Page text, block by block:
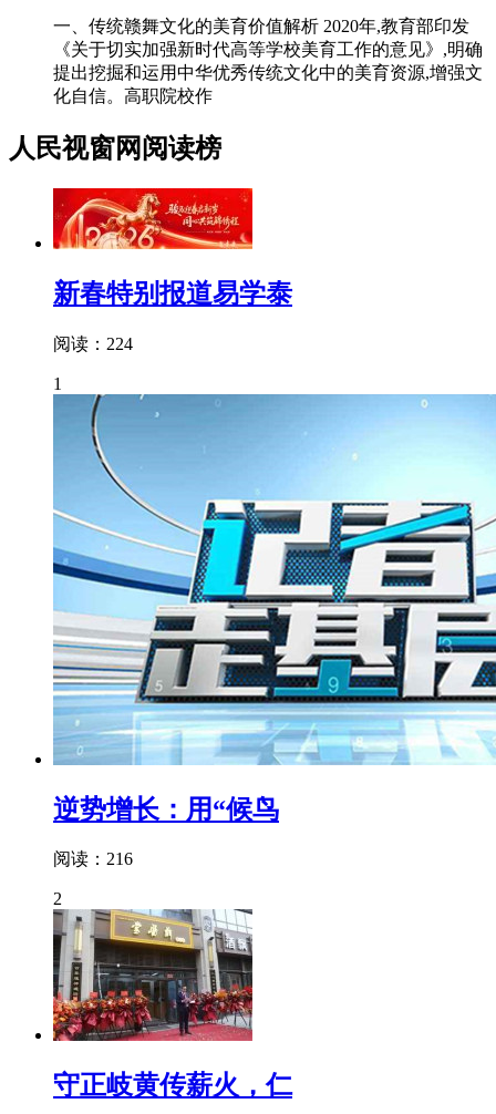
一、传统赣舞文化的美育价值解析 2020年,教育部印发
《关于切实加强新时代高等学校美育工作的意见》,明确
提出挖掘和运用中华优秀传统文化中的美育资源,增强文
化自信。高职院校作
人民视窗网阅读榜
新春特别报道易学泰
阅读：224
1
逆势增长：用“候鸟
阅读：216
2
守正岐黄传薪火，仁